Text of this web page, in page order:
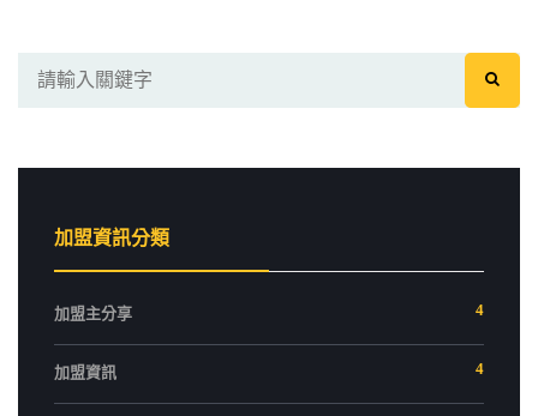
加盟資訊分類
加盟主分享 4
加盟資訊 4